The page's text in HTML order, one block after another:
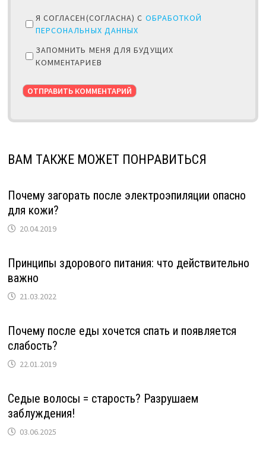
Я СОГЛАСЕН(СОГЛАСНА) С ОБРАБОТКОЙ
ПЕРСОНАЛЬНЫХ ДАННЫХ
ЗАПОМНИТЬ МЕНЯ ДЛЯ БУДУЩИХ
КОММЕНТАРИЕВ
ВАМ ТАКЖЕ МОЖЕТ ПОНРАВИТЬСЯ
Почему загорать после электроэпиляции опасно
для кожи?
20.04.2019
Принципы здорового питания: что действительно
важно
21.03.2022
Почему после еды хочется спать и появляется
слабость?
22.01.2019
Седые волосы = старость? Разрушаем
заблуждения!
03.06.2025